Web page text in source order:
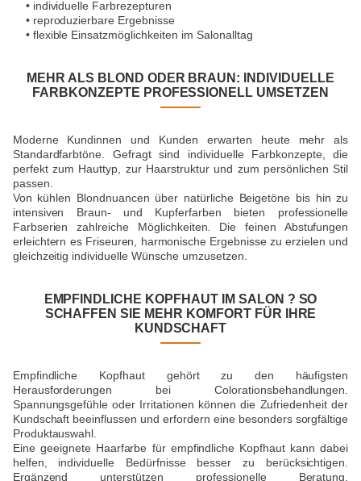
• individuelle Farbrezepturen
• reproduzierbare Ergebnisse
• flexible Einsatzmöglichkeiten im Salonalltag
MEHR ALS BLOND ODER BRAUN: INDIVIDUELLE
FARBKONZEPTE PROFESSIONELL UMSETZEN
Moderne Kundinnen und Kunden erwarten heute mehr als
Standardfarbtöne. Gefragt sind individuelle Farbkonzepte, die
perfekt zum Hauttyp, zur Haarstruktur und zum persönlichen Stil
passen.
Von kühlen Blondnuancen über natürliche Beigetöne bis hin zu
intensiven Braun- und Kupferfarben bieten professionelle
Farbserien zahlreiche Möglichkeiten. Die feinen Abstufungen
erleichtern es Friseuren, harmonische Ergebnisse zu erzielen und
gleichzeitig individuelle Wünsche umzusetzen.
EMPFINDLICHE KOPFHAUT IM SALON ? SO
SCHAFFEN SIE MEHR KOMFORT FÜR IHRE
KUNDSCHAFT
Empfindliche Kopfhaut gehört zu den häufigsten
Herausforderungen bei Colorationsbehandlungen.
Spannungsgefühle oder Irritationen können die Zufriedenheit der
Kundschaft beeinflussen und erfordern eine besonders sorgfältige
Produktauswahl.
Eine geeignete Haarfarbe für empfindliche Kopfhaut kann dabei
helfen, individuelle Bedürfnisse besser zu berücksichtigen.
Ergänzend unterstützen professionelle Beratung,